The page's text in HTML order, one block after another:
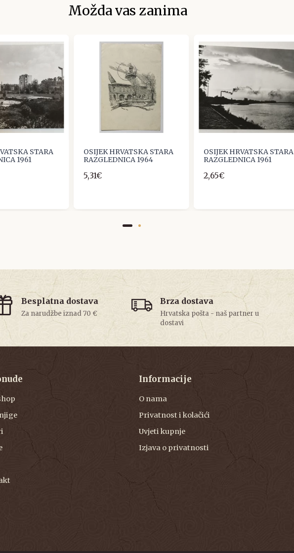
Možda vas zanima
STARA
1961
OSIJEK HRVATSKA STARA
RAZGLEDNICA 1964
5,31€
OSIJEK HRVATSKA STARA
RAZGLEDNICA 1961
2,65€
Besplatna dostava
Za narudžbe iznad 70 €
Brza dostava
Hrvatska pošta - naš partner u
dostavi
Informacije
O nama
Privatnost i kolačići
Uvjeti kupnje
Izjava o privatnosti